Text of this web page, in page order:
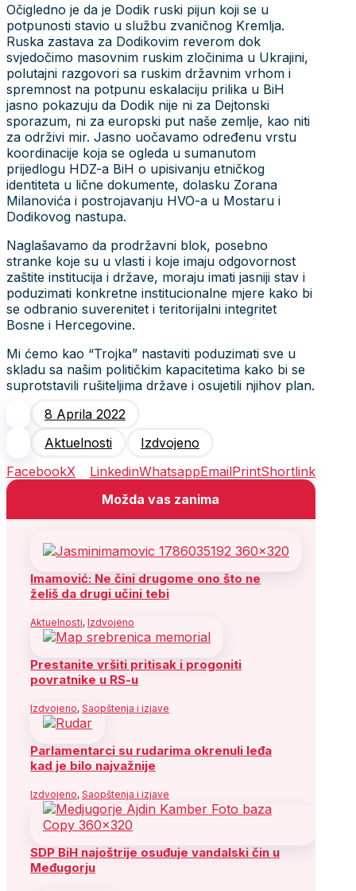
Očigledno je da je Dodik ruski pijun koji se u
potpunosti stavio u službu zvaničnog Kremlja.
Ruska zastava za Dodikovim reverom dok
svjedočimo masovnim ruskim zločinima u Ukrajini,
polutajni razgovori sa ruskim državnim vrhom i
spremnost na potpunu eskalaciju prilika u BiH
jasno pokazuju da Dodik nije ni za Dejtonski
sporazum, ni za europski put naše zemlje, kao niti
za održivi mir. Jasno uočavamo određenu vrstu
koordinacije koja se ogleda u sumanutom
prijedlogu HDZ-a BiH o upisivanju etničkog
identiteta u lične dokumente, dolasku Zorana
Milanovića i postrojavanju HVO-a u Mostaru i
Dodikovog nastupa.
Naglašavamo da prodržavni blok, posebno
stranke koje su u vlasti i koje imaju odgovornost
zaštite institucija i države, moraju imati jasniji stav i
poduzimati konkretne institucionalne mjere kako bi
se odbranio suverenitet i teritorijalni integritet
Bosne i Hercegovine.
Mi ćemo kao “Trojka” nastaviti poduzimati sve u
skladu sa našim političkim kapacitetima kako bi se
suprotstavili rušiteljima države i osujetili njihov plan.
8 Aprila 2022
Aktuelnosti
Izdvojeno
FacebookX LinkedinWhatsappEmailPrintShortlink
Možda vas zanima
Imamović: Ne čini drugome ono što ne
želiš da drugi učini tebi
Aktuelnosti, Izdvojeno
Prestanite vršiti pritisak i progoniti
povratnike u RS-u
Izdvojeno, Saopštenja i izjave
Parlamentarci su rudarima okrenuli leđa
kad je bilo najvažnije
Izdvojeno, Saopštenja i izjave
SDP BiH najoštrije osuđuje vandalski čin u
Međugorju